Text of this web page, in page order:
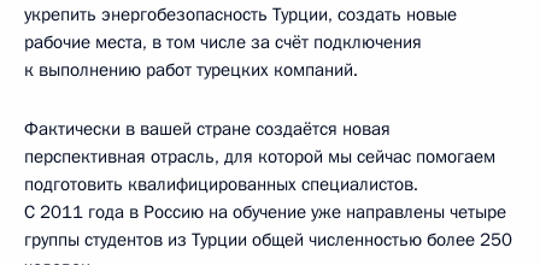
укрепить энергобезопасность Турции, создать новые
рабочие места, в том числе за счёт подключения
к выполнению работ турецких компаний.
Фактически в вашей стране создаётся новая
перспективная отрасль, для которой мы сейчас помогаем
подготовить квалифицированных специалистов.
С 2011 года в Россию на обучение уже направлены четыре
группы студентов из Турции общей численностью более 250